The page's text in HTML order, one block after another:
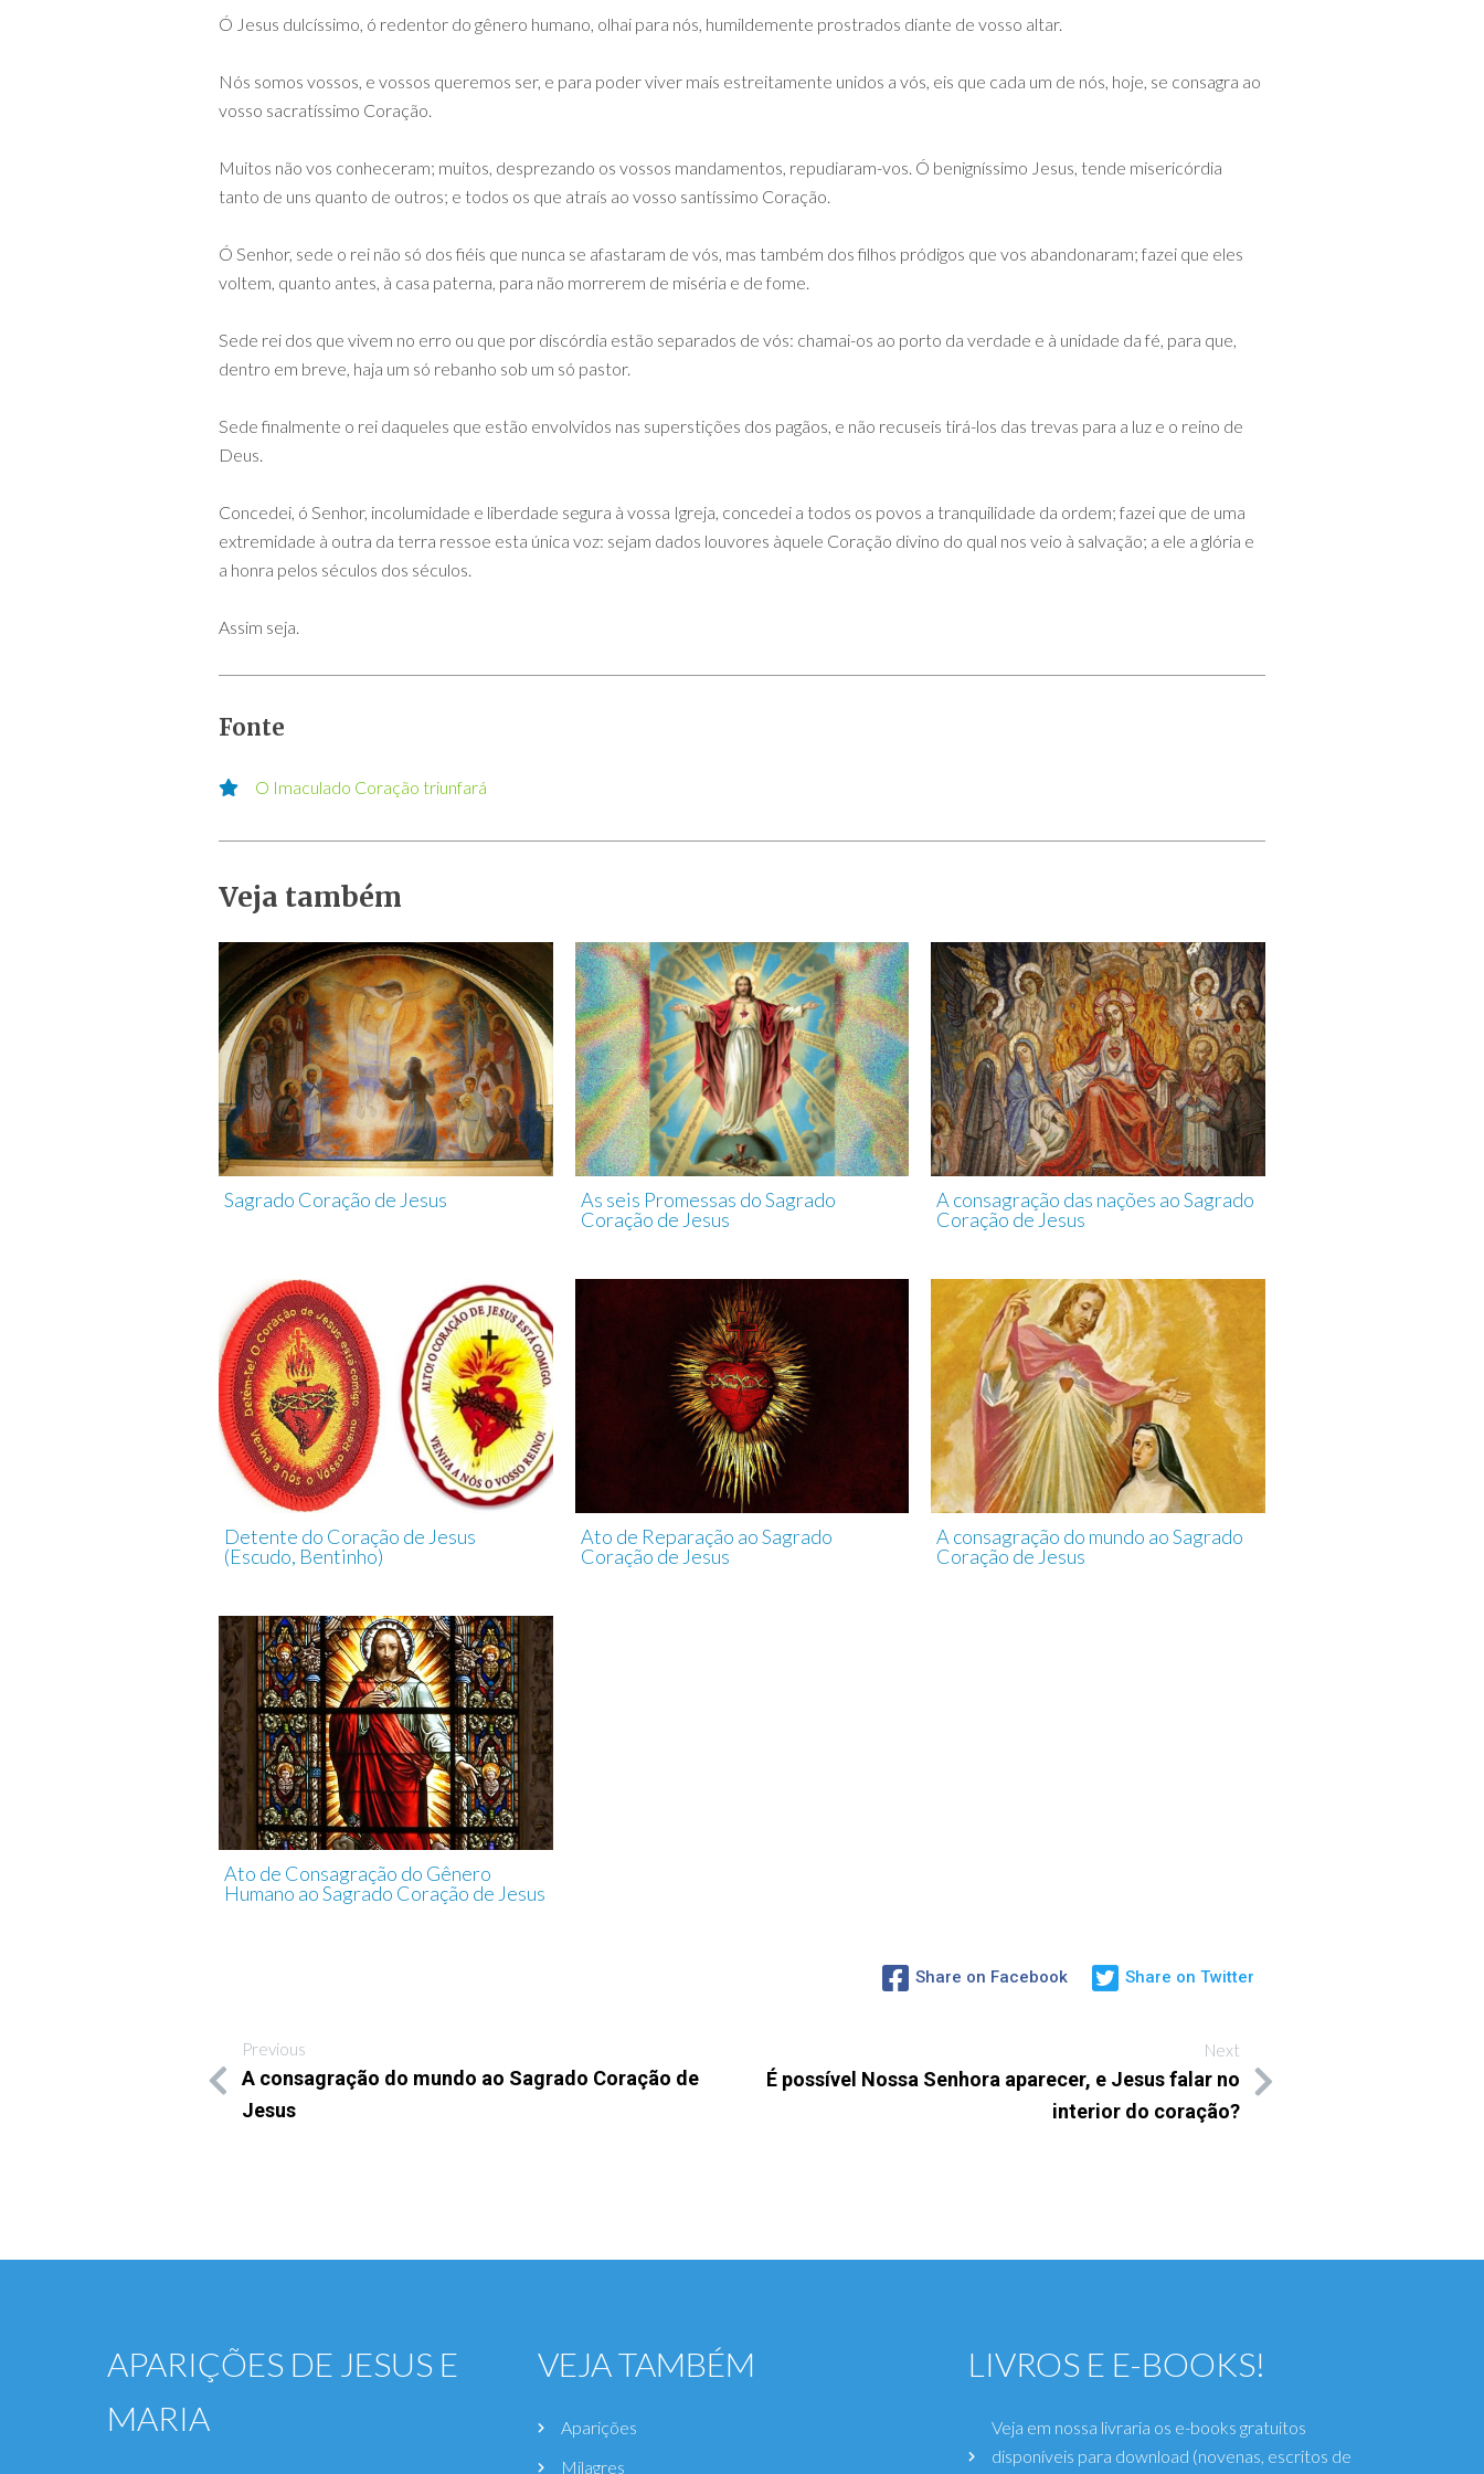
Ó Jesus dulcíssimo, ó redentor do gênero humano, olhai para nós, humildemente prostrados diante de vosso altar.
Nós somos vossos, e vossos queremos ser, e para poder viver mais estreitamente unidos a vós, eis que cada um de nós, hoje, se consagra ao
vosso sacratíssimo Coração.
Muitos não vos conheceram; muitos, desprezando os vossos mandamentos, repudiaram-vos. Ó benigníssimo Jesus, tende misericórdia
tanto de uns quanto de outros; e todos os que atraís ao vosso santíssimo Coração.
Ó Senhor, sede o rei não só dos fiéis que nunca se afastaram de vós, mas também dos filhos pródigos que vos abandonaram; fazei que eles
voltem, quanto antes, à casa paterna, para não morrerem de miséria e de fome.
Sede rei dos que vivem no erro ou que por discórdia estão separados de vós: chamai-os ao porto da verdade e à unidade da fé, para que,
dentro em breve, haja um só rebanho sob um só pastor.
Sede finalmente o rei daqueles que estão envolvidos nas superstições dos pagãos, e não recuseis tirá-los das trevas para a luz e o reino de
Deus.
Concedei, ó Senhor, incolumidade e liberdade segura à vossa Igreja, concedei a todos os povos a tranquilidade da ordem; fazei que de uma
extremidade à outra da terra ressoe esta única voz: sejam dados louvores àquele Coração divino do qual nos veio à salvação; a ele a glória e
a honra pelos séculos dos séculos.
Assim seja.
Fonte
O Imaculado Coração triunfará
Veja também
Sagrado Coração de Jesus
As seis Promessas do Sagrado
Coração de Jesus
A consagração das nações ao Sagrado
Coração de Jesus
Detente do Coração de Jesus
(Escudo, Bentinho)
Ato de Reparação ao Sagrado
Coração de Jesus
A consagração do mundo ao Sagrado
Coração de Jesus
Ato de Consagração do Gênero
Humano ao Sagrado Coração de Jesus
Share on Facebook Share on Twitter
Previous
A consagração do mundo ao Sagrado Coração de
Jesus
Next
É possível Nossa Senhora aparecer, e Jesus falar no
interior do coração?
APARIÇÕES DE JESUS E
MARIA
VEJA TAMBÉM
Aparições
Milagres
LIVROS E E-BOOKS!
Veja em nossa livraria os e-books gratuitos
disponíveis para download (novenas, escritos de